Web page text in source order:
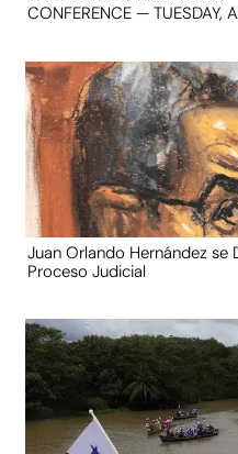
CONFERENCE — TUESDAY,
Juan Orlando Hernández
Proceso Judicial